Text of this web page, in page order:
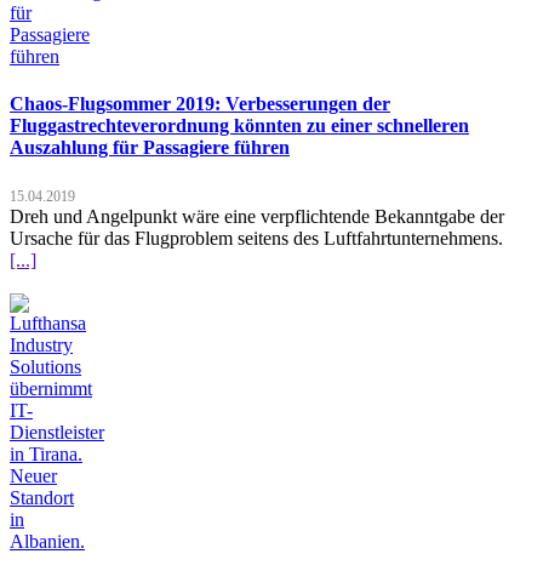
Chaos-Flugsommer 2019: Verbesserungen der
Fluggastrechteverordnung könnten zu einer schnelleren
Auszahlung für Passagiere führen
15.04.2019
Dreh und Angelpunkt wäre eine verpflichtende Bekanntgabe der
Ursache für das Flugproblem seitens des Luftfahrtunternehmens.
[...]